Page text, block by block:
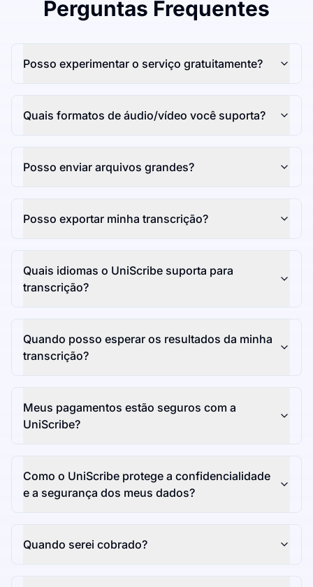
Perguntas Frequentes
Posso experimentar o serviço gratuitamente?
Quais formatos de áudio/vídeo você suporta?
Posso enviar arquivos grandes?
Posso exportar minha transcrição?
Quais idiomas o UniScribe suporta para
transcrição?
Quando posso esperar os resultados da minha
transcrição?
Meus pagamentos estão seguros com a
UniScribe?
Como o UniScribe protege a confidencialidade
e a segurança dos meus dados?
Quando serei cobrado?